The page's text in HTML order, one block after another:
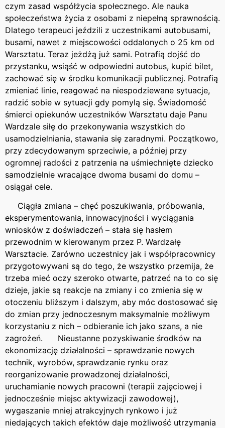
czym zasad współżycia społecznego. Ale nauka
społeczeństwa życia z osobami z niepełną sprawnością.
Dlatego terapeuci jeździli z uczestnikami autobusami,
busami, nawet z miejscowości oddalonych o 25 km od
Warsztatu. Teraz jeżdżą już sami. Potrafią dojść do
przystanku, wsiąść w odpowiedni autobus, kupić bilet,
zachować się w środku komunikacji publicznej. Potrafią
zmieniać linie, reagować na niespodziewane sytuacje,
radzić sobie w sytuacji gdy pomylą się. Świadomość
śmierci opiekunów uczestników Warsztatu daje Panu
Wardzale siłę do przekonywania wszystkich do
usamodzielniania, stawania się zaradnymi. Początkowo,
przy zdecydowanym sprzeciwie, a później przy
ogromnej radości z patrzenia na uśmiechnięte dziecko
samodzielnie wracające dwoma busami do domu –
osiągał cele.
Ciągła zmiana – chęć poszukiwania, próbowania,
eksperymentowania, innowacyjności i wyciągania
wniosków z doświadczeń – stała się hasłem
przewodnim w kierowanym przez P. Wardzałę
Warsztacie. Zarówno uczestnicy jak i współpracownicy
przygotowywani są do tego, że wszystko przemija, że
trzeba mieć oczy szeroko otwarte, patrzeć na to co się
dzieje, jakie są reakcje na zmiany i co zmienia się w
otoczeniu bliższym i dalszym, aby móc dostosować się
do zmian przy jednoczesnym maksymalnie możliwym
korzystaniu z nich – odbieranie ich jako szans, a nie
zagrożeń. Nieustanne pozyskiwanie środków na
ekonomizację działalności – sprawdzanie nowych
technik, wyrobów, sprawdzanie rynku oraz
reorganizowanie prowadzonej działalności,
uruchamianie nowych pracowni (terapii zajęciowej i
jednocześnie miejsc aktywizacji zawodowej),
wygaszanie mniej atrakcyjnych rynkowo i już
niedających takich efektów daje możliwość utrzymania